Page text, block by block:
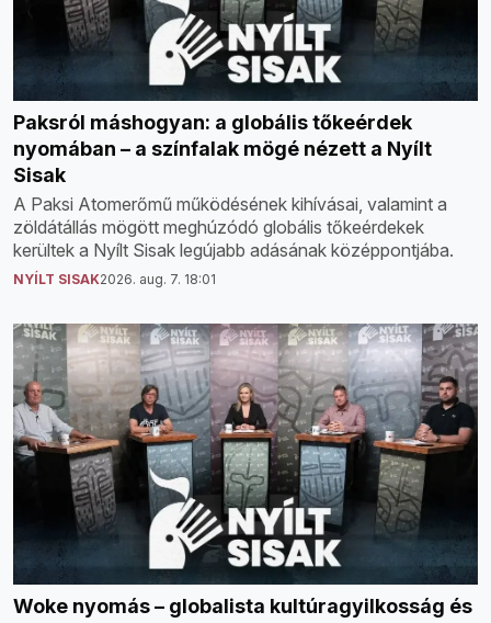
Paksról máshogyan: a globális tőkeérdek
nyomában – a színfalak mögé nézett a Nyílt
Sisak
A Paksi Atomerőmű működésének kihívásai, valamint a
zöldátállás mögött meghúzódó globális tőkeérdekek
kerültek a Nyílt Sisak legújabb adásának középpontjába.
NYÍLT SISAK2026. aug. 7. 18:01
Woke nyomás – globalista kultúragyilkosság és